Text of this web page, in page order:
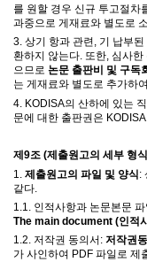
를 원할 경우 신규 투고절차
과중으로 게재료와 별도로
3. 상기 항과 관련 , 기 납부
환하지 않는다. 또한, 심사한
으므로 논문 출판비 및 구독
는 게재료와 별도로 추가하여
4. KODISA의 산하에 있는
문에 대한 출판권은 KODISA
제 9조 (제출원고의 세부 형식
1. 제출원고의 파일 및 양식:
같다
1.1. 인적사항과 논문본문 파
The main document (인적
1.2. 저작권 동의서 : 저작권
가 사인하여 PDF 파일로 제